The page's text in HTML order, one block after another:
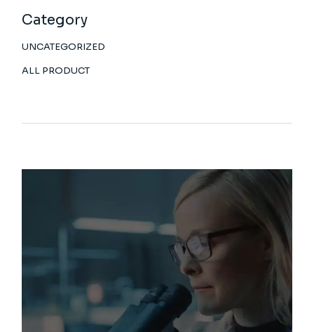
Category
UNCATEGORIZED
ALL PRODUCT